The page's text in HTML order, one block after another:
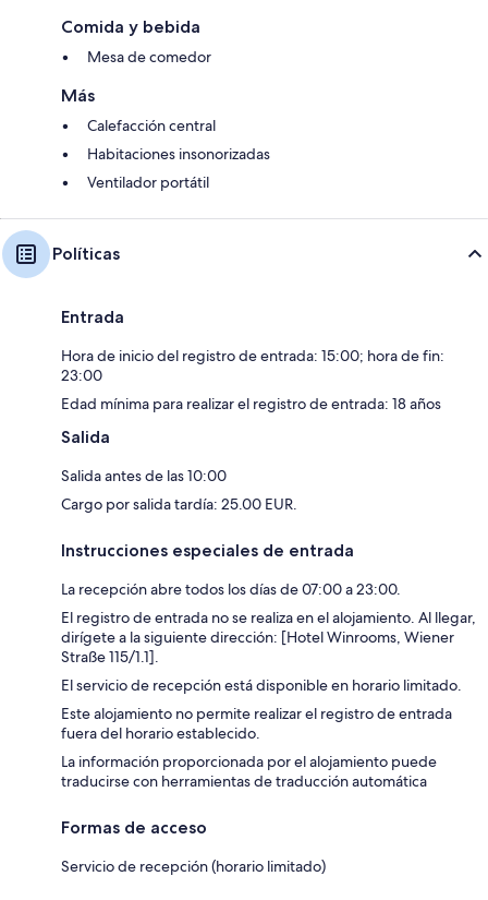
Comida y bebida
Mesa de comedor
Más
Calefacción central
Habitaciones insonorizadas
Ventilador portátil
Políticas
Entrada
Hora de inicio del registro de entrada: 15:00; hora de fin:
23:00
Edad mínima para realizar el registro de entrada: 18 años
Salida
Salida antes de las 10:00
Cargo por salida tardía: 25.00 EUR.
Instrucciones especiales de entrada
La recepción abre todos los días de 07:00 a 23:00.
El registro de entrada no se realiza en el alojamiento. Al llegar,
dirígete a la siguiente dirección: [Hotel Winrooms, Wiener
Straße 115/1.1].
El servicio de recepción está disponible en horario limitado.
Este alojamiento no permite realizar el registro de entrada
fuera del horario establecido.
La información proporcionada por el alojamiento puede
traducirse con herramientas de traducción automática
Formas de acceso
Servicio de recepción (horario limitado)